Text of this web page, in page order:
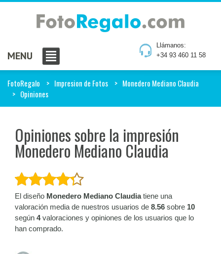
Llámanos:
+34 93 460 11 58
MENU
FotoRegalo Impresion de Fotos
Monedero Mediano Claudia
Opiniones
Opiniones sobre la impresión
Monedero Mediano Claudia
El diseño Monedero Mediano Claudiatiene una
valoración media de nuestros usuarios de 8.56 sobre 10
según 4valoraciones y opiniones de los usuarios que lo
han comprado.